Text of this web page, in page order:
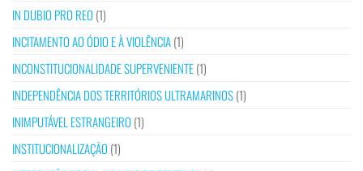
IN DUBIO PRO REO (1)
INCITAMENTO AO ÓDIO E À VIOLÊNCIA(1)
INCONSTITUCIONALIDADE SUPERVENIENTE(1)
INDEPENDÊNCIA DOS TERRITÓRIOS ULTRAMARINOS(1)
INIMPUTÁVEL ESTRANGEIRO (1)
INSTITUCIONALIZAÇÃO (1)